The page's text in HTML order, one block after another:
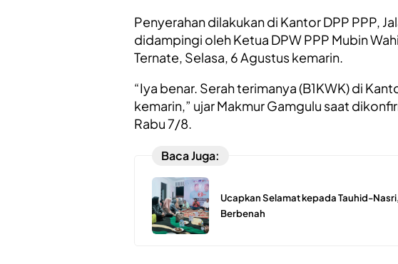
Penyerahan dilakukan di Kantor DPP PPP,
didampingi oleh Ketua DPW PPP Mubin
Ternate, Selasa, 6 Agustus kemarin.
“Iya benar. Serah terimanya (B1KWK) di
kemarin,” ujar Makmur Gamgulu saat
Rabu 7/8.
Baca Juga:
Ucapkan Selamat kepada Tauhid-
Berbenah